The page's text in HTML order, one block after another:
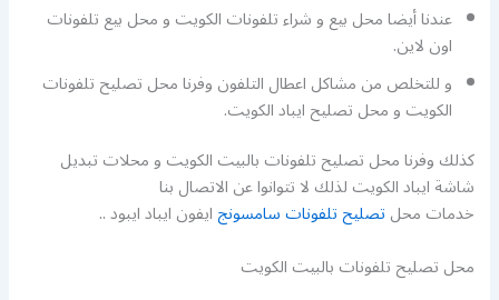
عندنا أيضا محل بيع و شراء تلفونات الكويت و محل بيع تلفونات
اون لاين.
و للتخلص من مشاكل اعطال التلفون وفرنا محل تصليح تلفونات
الكويت و محل تصليح ايباد الكويت.
كذلك وفرنا محل تصليح تلفونات بالبيت الكويت و محلات تبديل
شاشة ايباد الكويت لذلك لا تتوانوا عن الاتصال بنا
خدمات محلتصليح تلفونات سامسونجايفون ايباد ايبود ..
محل تصليح تلفونات بالبيت الكويت